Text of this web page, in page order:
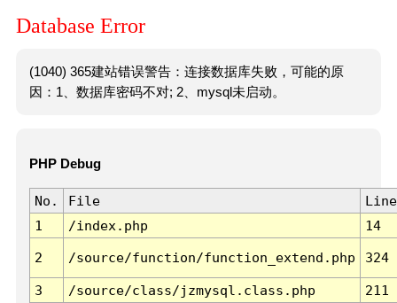
Database Error
(1040) 365建站错误警告：连接数据库失败，可能的原
因：1、数据库密码不对; 2、mysql未启动。
PHP Debug
No. File
Line
1
/index.php 14
2 /source/function/function_extend.php 324
3 /source/class/jzmysql.class.php
211